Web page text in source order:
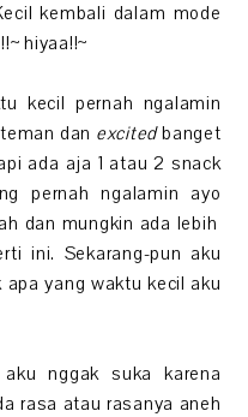
kembali dalam mode
hiyaa!!~
kecil pernah ngalamin
dan excitedbanget
ada aja 1 atau 2 snack
pernah ngalamin ayo
dan mungkin ada lebih
ini. Sekarang-pun aku
yang waktu kecil aku
nggak suka karena
rasa atau rasanya aneh